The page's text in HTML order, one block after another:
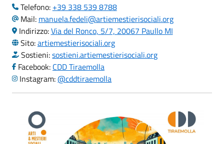
Telefono: +39 338 539 8788
Mail: manuela.fedeli@artiemestierisociali.org
Indirizzo:Via del Ronco, 5/7, 20067 Paullo MI
Sito:artiemestierisociali.org
Sostieni:sostieni.artiemestierisociali.org
Facebook: CDD Tiraemolla
Instagram:@cddtiraemolla
cdd_1